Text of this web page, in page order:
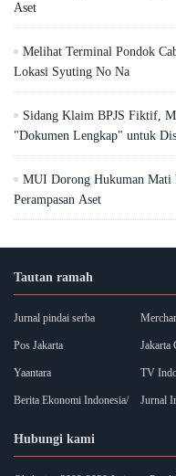
Aset
Melihat Terminal Pondok
Lokasi Syuting No Na
Sidang Klaim BPJS Fiktif,
"Dokumen Lengkap" untuk
MUI Dorong Hukuman Mati
Perampasan Aset
Tautan ramah
Jurnal pindai serba
Pos Jakarta Jakarta
Yaantara TV
Berita Ekonomi Indonesia/ Jurnal
Hubungi kami